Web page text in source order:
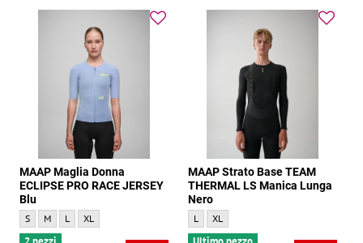
MAAP Maglia Donna
ECLIPSE PRO RACE JERSEY
Blu
MAAP Maglia Donna ECLIPSE PRO RACE JERSEY Blu - Dimensione:
S MAAP Maglia Donna ECLIPSE PRO RACE JERSEY Blu - Dimensione:
M MAAP Maglia Donna ECLIPSE PRO RACE JERSEY Blu - Dimensione:
L MAAP Maglia Donna ECLIPSE PRO RACE JERSEY Blu - Dimensione:
XL
MAAP Strato Base TEAM
THERMAL LS Manica Lunga
Nero
MAAP Strato Base TEAM THERMAL LS
L MAAP Strato Base TEAM THERMAL
XL